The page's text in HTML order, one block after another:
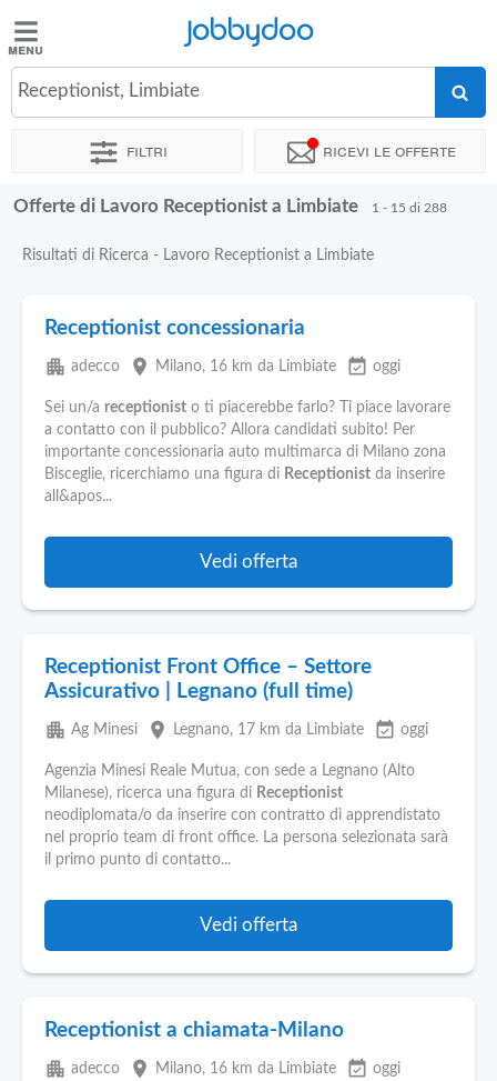
Jobbydoo
Offerte
Stipendi
Blog
Pubblica
Area
Aziende
Jobbydoo
Receptionist, Limbiate
Filtri Ricevi le offerte
Offerte di Lavoro Receptionist a Limbiate 1 - 15 di 288
Risultati di Ricerca - Lavoro Receptionist a Limbiate
Receptionist concessionaria
apartment adecco place Milano, 16 km da Limbiate event_available oggi
Sei un/a receptionist o ti piacerebbe farlo? Ti piace lavorare
a contatto con il pubblico? Allora candidati subito! Per
importante concessionaria auto multimarca di Milano zona
Bisceglie, ricerchiamo una figura di Receptionist da inserire
all&apos...
Vedi offerta
Receptionist Front Office – Settore
Assicurativo | Legnano (full time)
apartment Ag Minesi place Legnano, 17 km da Limbiate event_available oggi
Agenzia Minesi Reale Mutua, con sede a Legnano (Alto
Milanese), ricerca una figura di Receptionist
neodiplomata/o da inserire con contratto di apprendistato
nel proprio team di front office. La persona selezionata sarà
il primo punto di contatto...
Vedi offerta
Receptionist a chiamata-Milano
apartment adecco place Milano, 16 km da Limbiate event_available oggi